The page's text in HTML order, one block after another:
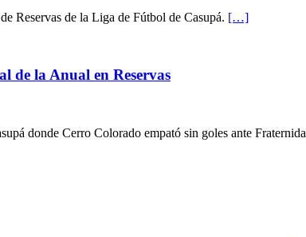
Reservas de la Liga de Fútbol de Casupá. […]
de la Anual en Reservas
donde Cerro Colorado empató sin goles ante